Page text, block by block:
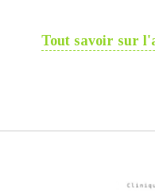
Tout savoir sur